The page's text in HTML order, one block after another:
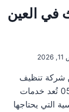
في العين
شركة تنظيف
اثاث في العين 0505833299 تُعد خدمات
التي يحتاجها